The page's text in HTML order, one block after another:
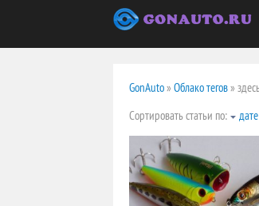
GonAuto» Облако тегов»
Сортировать статьи по:
дате